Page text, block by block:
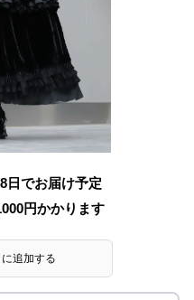
日でお届け予定
円かかります
追加する